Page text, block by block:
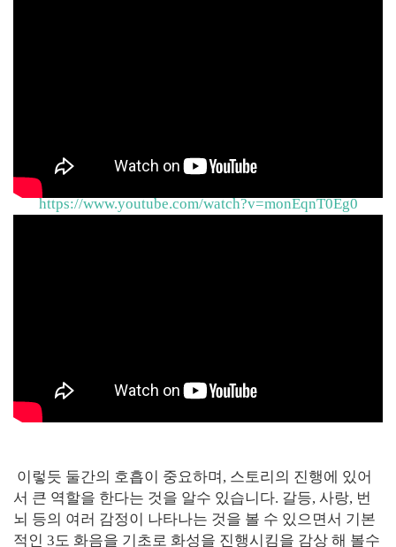
https://www.youtube.com/watch?v=monEqnT0Eg0
이렇듯 둘간의 호흡이 중요하며, 스토리의 진행에 있어
서 큰 역할을 한다는 것을 알수 있습니다. 갈등, 사랑, 번
뇌 등의 여러 감정이 나타나는 것을 볼 수 있으면서 기본
적인 3도 화음을 기초로 화성을 진행시킴을 감상 해 볼수